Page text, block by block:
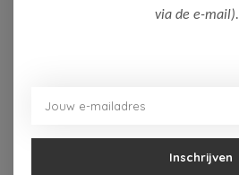
Gratis verzenden vanaf 75,-
via de e-mail).
Inschrijven